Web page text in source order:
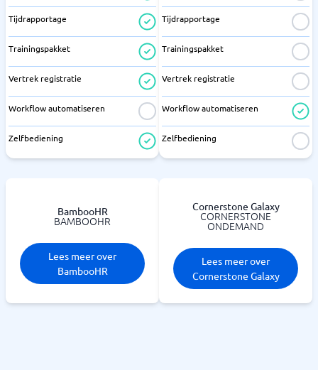
Tijdrapportage
Trainingspakket
Vertrek registratie
Workflow automatiseren
Zelfbediening
Tijdrapportage
Trainingspakket
Vertrek registratie
Workflow automatiseren
Zelfbediening
BambooHR
BAMBOOHR
Lees meer over
BambooHR
Cornerstone Galaxy
CORNERSTONE
ONDEMAND
Lees meer over
Cornerstone Galaxy